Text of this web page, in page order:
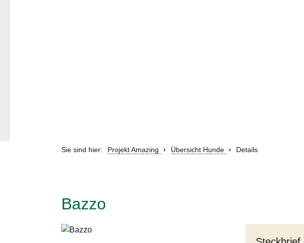
Sie sind hier: Projekt Amazing Übersicht Hunde Details
Bazzo